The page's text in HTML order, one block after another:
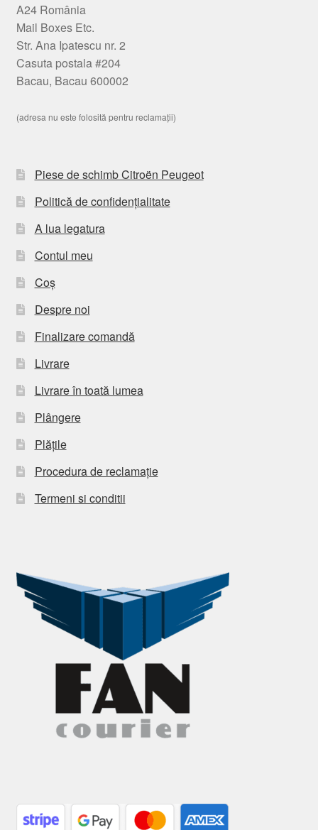
A24 România
Mail Boxes Etc.
Str. Ana Ipatescu nr. 2
Casuta postala #204
Bacau, Bacau 600002
(adresa nu este folosită pentru reclamații)
Piese de schimb Citroën Peugeot
Politică de confidențialitate
A lua legatura
Contul meu
Coș
Despre noi
Finalizare comandă
Livrare
Livrare în toată lumea
Plângere
Plățile
Procedura de reclamație
Termeni si conditii